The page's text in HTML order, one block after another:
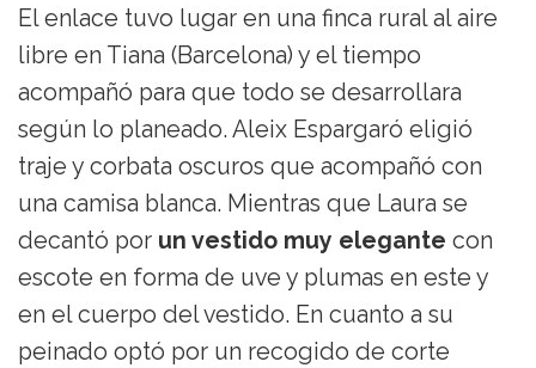
El enlace tuvo lugar en una finca rural al aire
libre en Tiana (Barcelona) y el tiempo
acompañó para que todo se desarrollara
según lo planeado. Aleix Espargaró eligió
traje y corbata oscuros que acompañó con
una camisa blanca. Mientras que Laura se
decantó por un vestido muy elegante con
escote en forma de uve y plumas en este y
en el cuerpo del vestido. En cuanto a su
peinado optó por un recogido de corte